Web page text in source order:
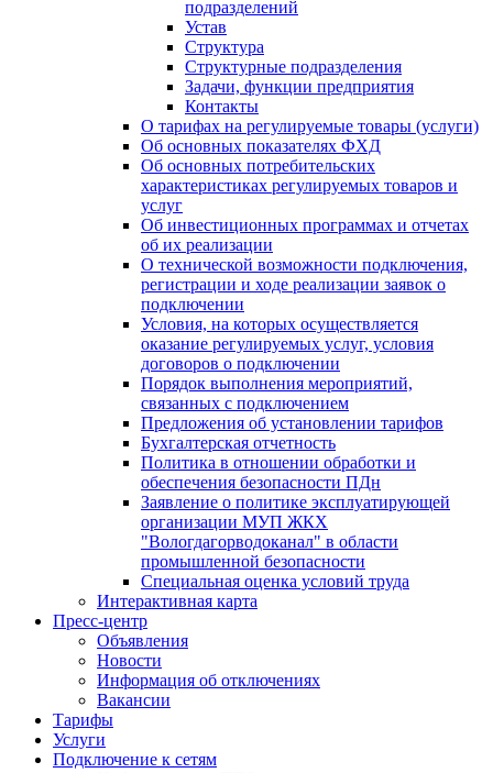
подразделений
Устав
Структура
Структурные подразделения
Задачи, функции предприятия
Контакты
О тарифах на регулируемые товары (услуги)
Об основных показателях ФХД
Об основных потребительских
характеристиках регулируемых товаров и
услуг
Об инвестиционных программах и отчетах
об их реализации
О технической возможности подключения,
регистрации и ходе реализации заявок о
подключении
Условия, на которых осуществляется
оказание регулируемых услуг, условия
договоров о подключении
Порядок выполнения мероприятий,
связанных с подключением
Предложения об установлении тарифов
Бухгалтерская отчетность
Политика в отношении обработки и
обеспечения безопасности ПДн
Заявление о политике эксплуатирующей
организации МУП ЖКХ
"Вологдагорводоканал" в области
промышленной безопасности
Специальная оценка условий труда
Интерактивная карта
Пресс-центр
Объявления
Новости
Информация об отключениях
Вакансии
Тарифы
Услуги
Подключение к сетям